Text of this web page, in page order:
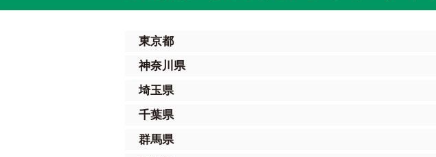
東京都
神奈川県
埼玉県
千葉県
群馬県